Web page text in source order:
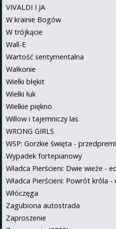
VIVALDI I JA
W krainie Bogów
W trójkącie
Wall-E
Wartość sentymentalna
Wałkonie
Wielki błękit
Wielki łuk
Wielkie piękno
Willow i tajemniczy las
WRONG GIRLS
WSP: Gorzkie święta -
Wypadek fortepianowy
Władca Pierścieni: Dwie wieże -
Władca Pierścieni: Powrót króla -
Włóczęga
Zagubiona autostrada
Zaproszenie